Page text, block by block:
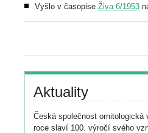
Vyšlo v časopise Živa 6/1953
Aktuality
Česká společnost ornitologická
roce slaví 100. výročí svého